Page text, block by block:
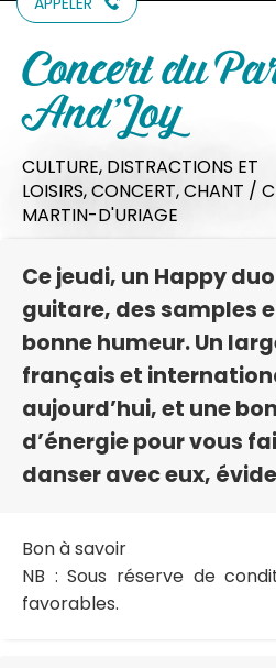
Concert du
And'Joy
CULTURE, DISTRACTIONS ET
LOISIRS,CONCERT,CHANT /
MARTIN-D'URIAGE
Ce jeudi, un Happy
guitare, des samples
bonne humeur. Un
français et
aujourd’hui, et une
d’énergie pour vous
danser avec eux,
Bon à savoir
NB : Sous réserve de
favorables.